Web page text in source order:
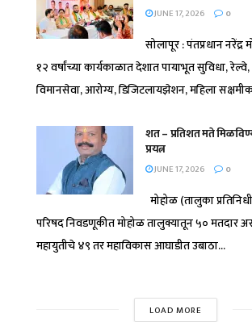
JUNE 17, 2026 0
सोलापूर : पंतप्रधान नरेंद्र
१२ वर्षांच्या कार्यकाळात देशात पायाभूत सुविधा, रेल्वे,
विमानसेवा, आरोग्य, डिजिटलायझेशन, महिला
शत – प्रतिशत मते
प्रयत्न
JUNE 17, 2026 0
मोहोळ (तालुका
परिषद निवडणूकीत मोहोळ तालुक्यातून ५० मतदार
महायुतीचे ४९ तर महाविकास आघाडीत उबाठा...
LOAD MORE